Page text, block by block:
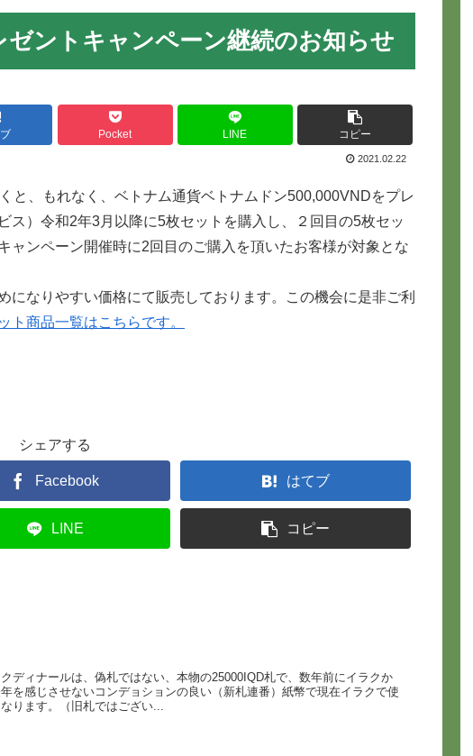
ゼントキャンペーン継続のお知らせ
Pocket LINE コピー
2021.02.22
と、もれなく、ベトナム通貨ベトナムドン500,000VNDをプレ
ス）令和2年3月以降に5枚セットを購入し、２回目の5枚セッ
ャンペーン開催時に2回目のご購入を頂いたお客様が対象とな
になりやすい価格にて販売しております。この機会に是非ご利
ト商品一覧はこちらです。
シェアする
Facebook はてブ
LINE コピー
ディナールは、偽札ではない、本物の25000IQD札で、数年前にイラクか
を感じさせないコンデョションの良い（新札連番）紙幣で現在イラクで使
ります。（旧札ではござい...